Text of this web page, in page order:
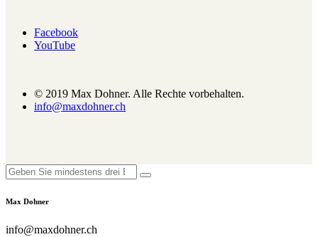
Facebook
YouTube
© 2019 Max Dohner. Alle Rechte vorbehalten.
info@maxdohner.ch
Max Dohner
info@maxdohner.ch